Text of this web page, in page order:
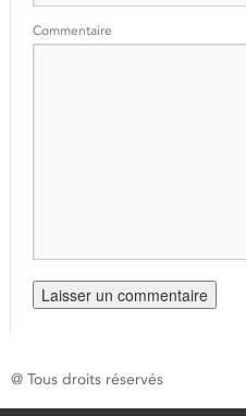
Commentaire
@ Tous droits réservés